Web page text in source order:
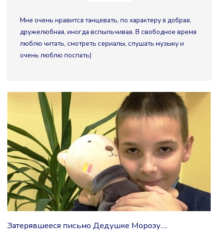
Мне очень нравится танцевать, по характеру я добрая,
дружелюбная, иногда вспыльчивая. В свободное время
люблю читать, смотреть сериалы, слушать музыку и
очень люблю поспать)
Затерявшееся письмо Дедушке Морозу….